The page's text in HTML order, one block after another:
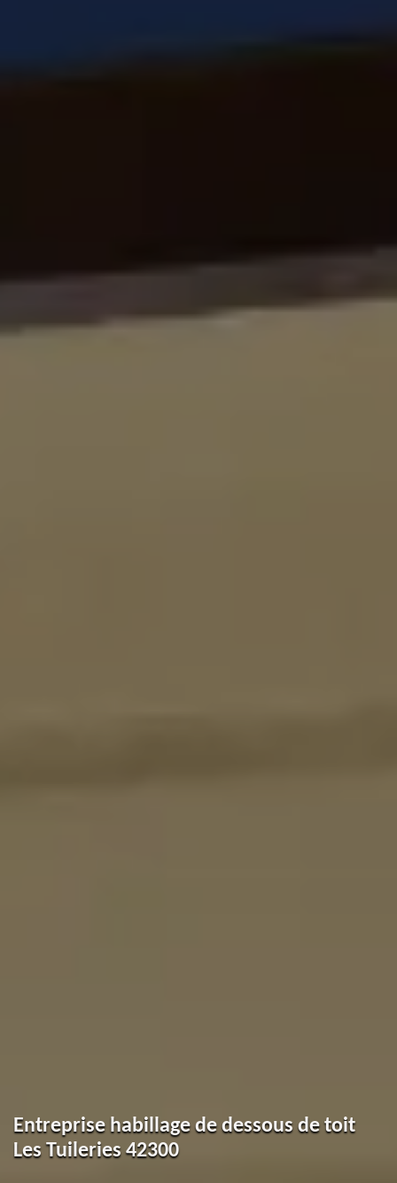
Entreprise habillage de dessous de toit
Les Tuileries 42300